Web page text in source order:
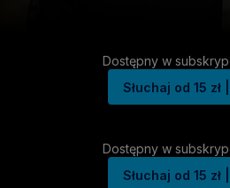
Dostępny w
Słuchaj od 15 zł
Dostępny w
Słuchaj od 15 zł